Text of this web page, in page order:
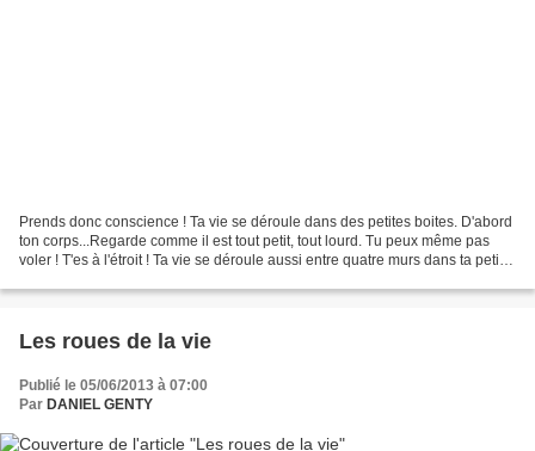
Prends donc conscience ! Ta vie se déroule dans des petites boites. D'abord
ton corps...Regarde comme il est tout petit, tout lourd. Tu peux même pas
voler ! T'es à l'étroit ! Ta vie se déroule aussi entre quatre murs dans ta petite
Les roues de la vie
Publié le 05/06/2013 à 07:00
Par DANIEL GENTY